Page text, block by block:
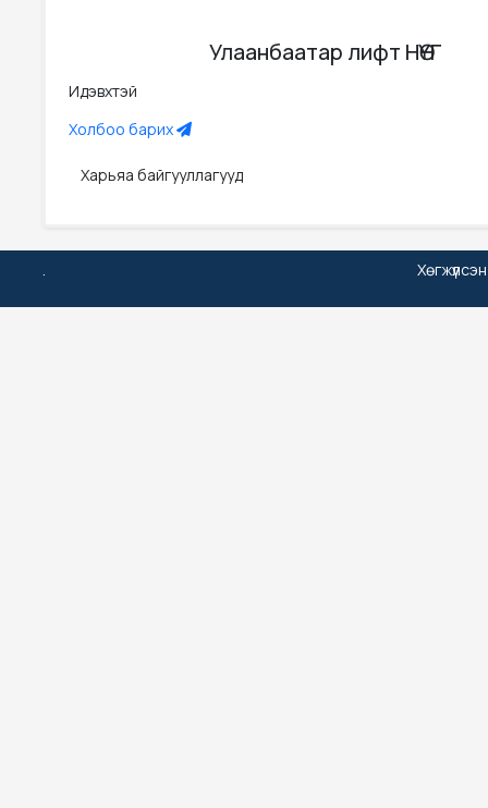
Улаанбаатар лифт НӨҮГ
Идэвхтэй
Холбоо барих
Харьяа байгууллагууд
.